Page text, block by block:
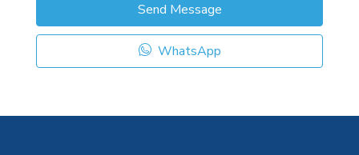
Send Message
WhatsApp